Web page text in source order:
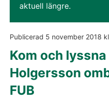
aktuell längre.
Publicerad 5 november 2018
Kom och
Holgersson
FUB